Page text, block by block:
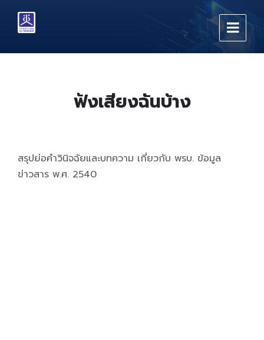
content
main
footer
ฟังเสียงฉันบ้าง
สรุปย่อคำวินิจฉัยและบทความ เกี่ยวกับ พรบ. ข้อมูล
ข่าวสาร พ.ศ. 2540